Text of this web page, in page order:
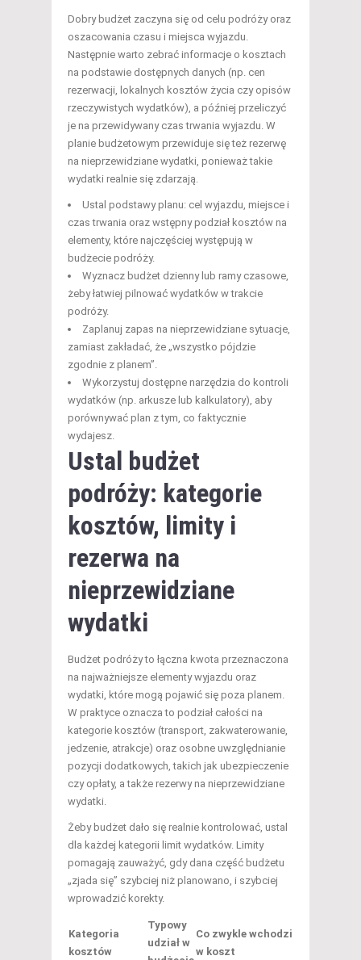
Dobry budżet zaczyna się od celu podróży oraz
oszacowania czasu i miejsca wyjazdu.
Następnie warto zebrać informacje o kosztach
na podstawie dostępnych danych (np. cen
rezerwacji, lokalnych kosztów życia czy opisów
rzeczywistych wydatków), a później przeliczyć
je na przewidywany czas trwania wyjazdu. W
planie budżetowym przewiduje się też rezerwę
na nieprzewidziane wydatki, ponieważ takie
wydatki realnie się zdarzają.
Ustal podstawy planu: cel wyjazdu, miejsce i
czas trwania oraz wstępny podział kosztów na
elementy, które najczęściej występują w
budżecie podróży.
Wyznacz budżet dzienny lub ramy czasowe,
żeby łatwiej pilnować wydatków w trakcie
podróży.
Zaplanuj zapas na nieprzewidziane sytuacje,
zamiast zakładać, że „wszystko pójdzie
zgodnie z planem”.
Wykorzystuj dostępne narzędzia do kontroli
wydatków (np. arkusze lub kalkulatory), aby
porównywać plan z tym, co faktycznie
wydajesz.
Ustal budżet
podróży: kategorie
kosztów, limity i
rezerwa na
nieprzewidziane
wydatki
Budżet podróży to łączna kwota przeznaczona
na najważniejsze elementy wyjazdu oraz
wydatki, które mogą pojawić się poza planem.
W praktyce oznacza to podział całości na
kategorie kosztów (transport, zakwaterowanie,
jedzenie, atrakcje) oraz osobne uwzględnianie
pozycji dodatkowych, takich jak ubezpieczenie
czy opłaty, a także rezerwy na nieprzewidziane
wydatki.
Żeby budżet dało się realnie kontrolować, ustal
dla każdej kategorii limit wydatków. Limity
pomagają zauważyć, gdy dana część budżetu
„zjada się” szybciej niż planowano, i szybciej
wprowadzić korekty.
Kategoria
kosztów
Typowy
udział w
Co zwykle wchodzi
w koszt